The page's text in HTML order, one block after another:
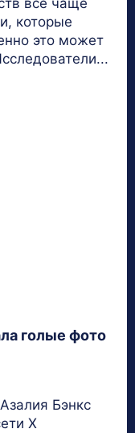
которые
это может
голые фото
Бэнкс
Х